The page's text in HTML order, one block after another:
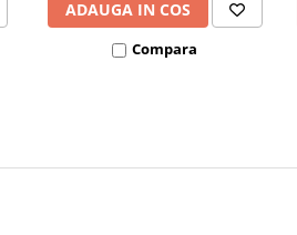
ADAUGA IN COS
Compara